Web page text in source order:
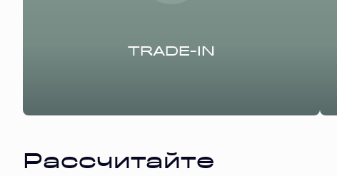
TRADE-IN
Рассчитайте